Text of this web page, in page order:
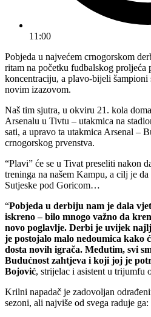
11:00
Pobjeda u najvećem crnogorskom
ritam na početku fudbalskog proljeća
koncentraciju, a plavo-bijeli šampioni
novim izazovom.
Naš tim sjutra, u okviru 21. kola
Arsenalu u Tivtu – utakmica na
sati, a upravo ta utakmica Arsenal –
crnogorskog prvenstva.
“Plavi” će se u Tivat preseliti nakon
treninga na našem Kampu, a cilj je
Sutjeske pod Goricom…
“Pobjeda u derbiju nam je dala
iskreno – bilo mnogo važno da
novo poglavlje. Derbi je uvijek
je postojalo malo nedoumica kako
dosta novih igrača. Međutim, svi
Budućnost zahtjeva i koji joj je
Bojović, strijelac i asistent u trijumfu
Krilni napadač je zadovoljan
sezoni, ali najviše od svega raduje